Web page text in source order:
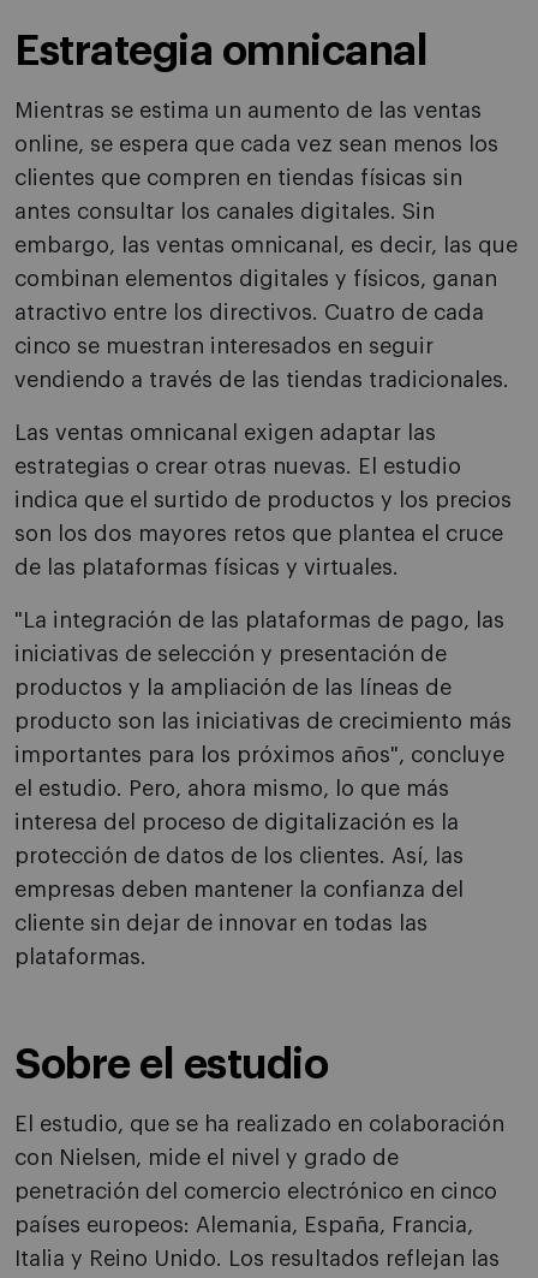
Estrategia omnicanal
Mientras se estima un aumento de las ventas
online, se espera que cada vez sean menos los
clientes que compren en tiendas físicas sin
antes consultar los canales digitales. Sin
embargo, las ventas omnicanal, es decir, las que
combinan elementos digitales y físicos, ganan
atractivo entre los directivos. Cuatro de cada
cinco se muestran interesados en seguir
vendiendo a través de las tiendas tradicionales.
Las ventas omnicanal exigen adaptar las
estrategias o crear otras nuevas. El estudio
indica que el surtido de productos y los precios
son los dos mayores retos que plantea el cruce
de las plataformas físicas y virtuales.
"La integración de las plataformas de pago, las
iniciativas de selección y presentación de
productos y la ampliación de las líneas de
producto son las iniciativas de crecimiento más
importantes para los próximos años", concluye
el estudio. Pero, ahora mismo, lo que más
interesa del proceso de digitalización es la
protección de datos de los clientes. Así, las
empresas deben mantener la confianza del
cliente sin dejar de innovar en todas las
plataformas.
Sobre el estudio
El estudio, que se ha realizado en colaboración
con Nielsen, mide el nivel y grado de
penetración del comercio electrónico en cinco
países europeos: Alemania, España, Francia,
Italia y Reino Unido. Los resultados reflejan las